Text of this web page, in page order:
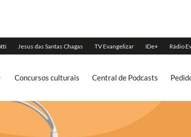
Concursos culturais Central de Podcasts